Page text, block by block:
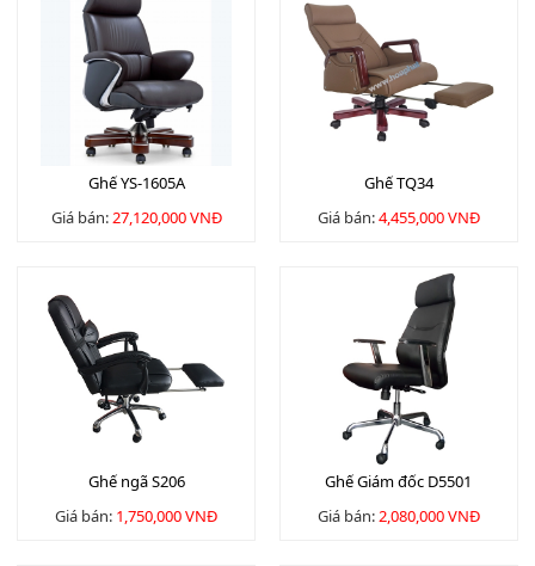
Ghế YS-1605A
Giá bán:27,120,000 VNĐ
Ghế TQ34
Giá bán:4,455,000 VNĐ
Ghế ngã S206
Giá bán: 1,750,000 VNĐ
Ghế Giám đốc D5501
Giá bán:2,080,000 VNĐ